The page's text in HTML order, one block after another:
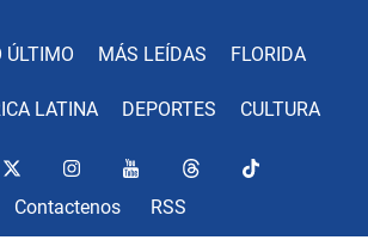
ÚLTIMO MÁS LEÍDAS FLORIDA
LATINA DEPORTES CULTURA
Contactenos RSS